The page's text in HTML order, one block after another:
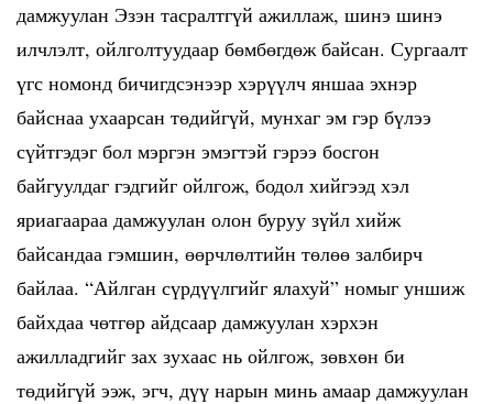
дамжуулан Эзэн тасралтгүй ажиллаж, шинэ шинэ
илчлэлт, ойлголтуудаар бөмбөгдөж байсан. Сургаалт
үгс номонд бичигдсэнээр хэрүүлч яншаа эхнэр
байснаа ухаарсан төдийгүй, мунхаг эм гэр бүлээ
сүйтгэдэг бол мэргэн эмэгтэй гэрээ босгон
байгуулдаг гэдгийг ойлгож, бодол хийгээд хэл
яриагаараа дамжуулан олон буруу зүйл хийж
байсандаа гэмшин, өөрчлөлтийн төлөө залбирч
байлаа. “Айлган сүрдүүлгийг ялахуй” номыг уншиж
байхдаа чөтгөр айдсаар дамжуулан хэрхэн
ажилладгийг зах зухаас нь ойлгож, зөвхөн би
төдийгүй ээж, эгч, дүү нарын минь амаар дамжуулан